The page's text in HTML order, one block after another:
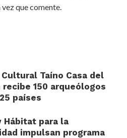
que comente.
Taíno Casa del
recibe 150 arqueólogos
países
Hábitat para la
impulsan programa